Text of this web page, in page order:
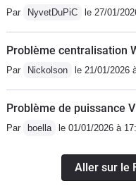
Par NyvetDuPiC le 27/01/
Problème centralisation
Par Nickolson le 21/01/2026
Problème de puissance
Par boella le 01/01/2026 à
Aller sur le